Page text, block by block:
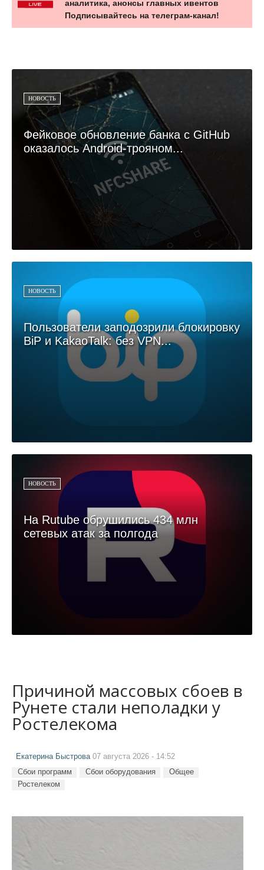
аналитика, анонсы главных ивентов
Подписывайтесь на телеграм-канал!
НОВОСТЬ
Фейковое обновление банка с GitHub
оказалось Android-трояном...
НОВОСТЬ
Пользователи заподозрили блокировку
BiP и KakaoTalk: без VPN...
НОВОСТЬ
На Rutube обрушились 434 млн
сетевых атак за полгода
Причиной массовых сбоев в
Рунете стали неполадки у
Ростелекома
Екатерина Быстрова07 августа 2026 - 14:52
Сбои программ Сбои оборудования
Общее
Ростелеком